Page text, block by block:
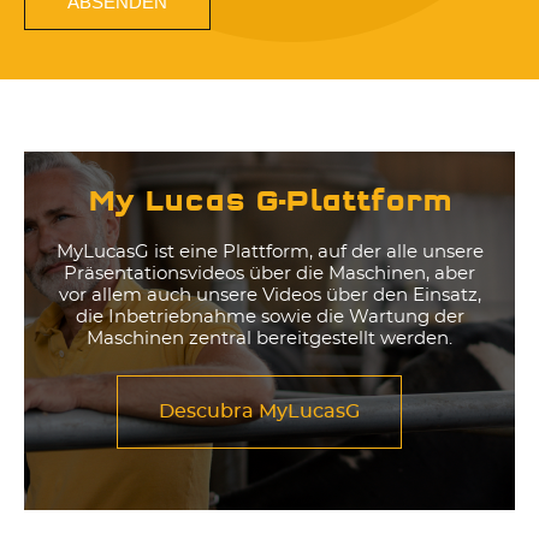
My Lucas G-Plattform
MyLucasG ist eine Plattform, auf der alle unsere
Präsentationsvideos über die Maschinen, aber
vor allem auch unsere Videos über den Einsatz,
die Inbetriebnahme sowie die Wartung der
Maschinen zentral bereitgestellt werden.
Descubra MyLucasG